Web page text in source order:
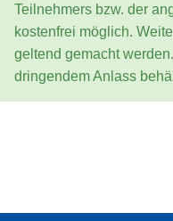
Teilnehmers bzw. der
kostenfrei möglich.
geltend gemacht
dringendem Anlass